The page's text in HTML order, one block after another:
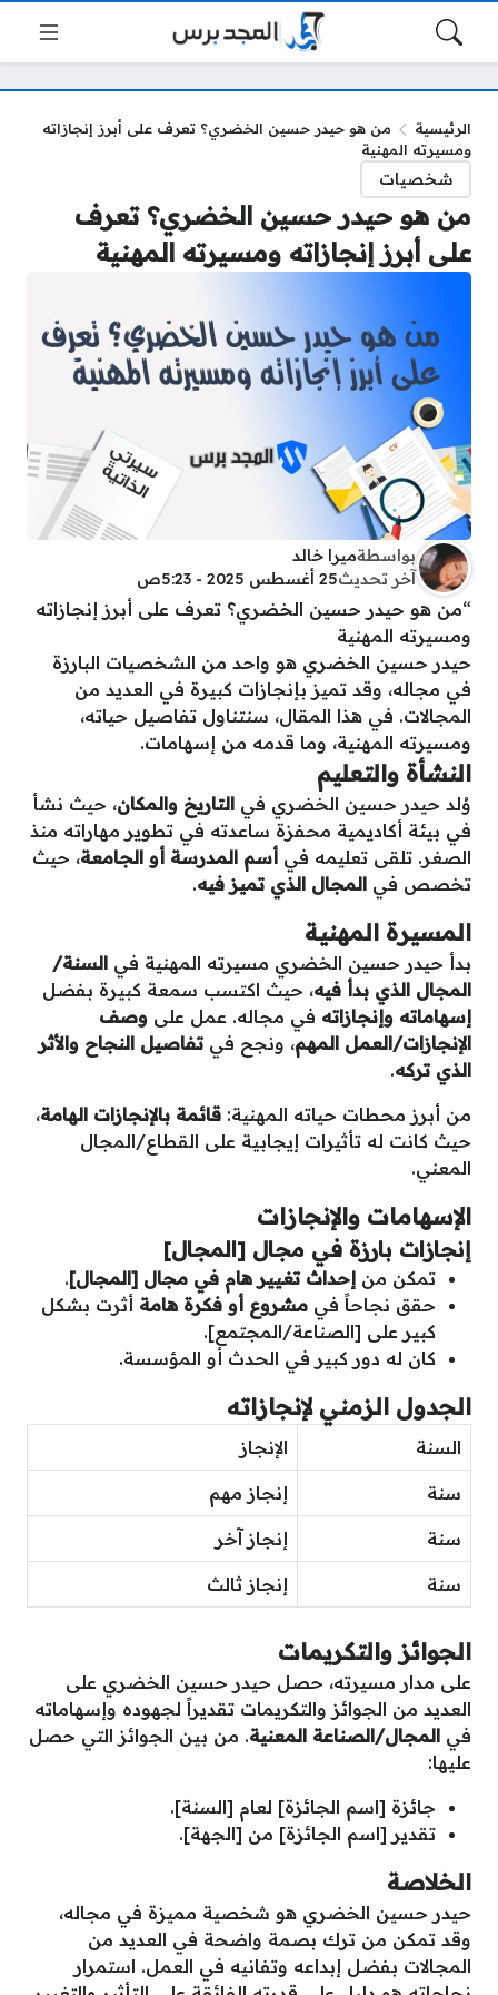
الرئيسية
من هو حيدر حسين الخضري؟ تعرف على أبرز إنجازاته
ومسيرته المهنية
شخصيات
من هو حيدر حسين الخضري؟ تعرف
على أبرز إنجازاته ومسيرته المهنية
بواسطةميرا خالد
آخر تحديث25 أغسطس 2025 - 5:23ص
“من هو حيدر حسين الخضري؟ تعرف على أبرز إنجازاته
ومسيرته المهنية
حيدر حسين الخضري هو واحد من الشخصيات البارزة
في مجاله، وقد تميز بإنجازات كبيرة في العديد من
المجالات. في هذا المقال، سنتناول تفاصيل حياته،
ومسيرته المهنية، وما قدمه من إسهامات.
النشأة والتعليم
وُلد حيدر حسين الخضري في التاريخ والمكان، حيث نشأ
في بيئة أكاديمية محفزة ساعدته في تطوير مهاراته منذ
الصغر. تلقى تعليمه في أسم المدرسة أو الجامعة، حيث
تخصص في المجال الذي تميز فيه.
المسيرة المهنية
بدأ حيدر حسين الخضري مسيرته المهنية في السنة/
المجال الذي بدأ فيه، حيث اكتسب سمعة كبيرة بفضل
إسهاماته وإنجازاته في مجاله. عمل على وصف
الإنجازات/العمل المهم، ونجح فيتفاصيل النجاح والأثر
الذي تركه.
من أبرز محطات حياته المهنية: قائمة بالإنجازات الهامة،
حيث كانت له تأثيرات إيجابية على القطاع/المجال
المعني.
الإسهامات والإنجازات
إنجازات بارزة في مجال [المجال]
تمكن من إحداث تغيير هام في مجال [المجال].
حقق نجاحاً في مشروع أو فكرة هامة أثرت بشكل
كبير على [الصناعة/المجتمع].
كان له دور كبير في الحدث أو المؤسسة.
الجدول الزمني لإنجازاته
السنة الإنجاز
سنة إنجاز مهم
سنة إنجاز آخر
سنة إنجاز ثالث
الجوائز والتكريمات
على مدار مسيرته، حصل حيدر حسين الخضري على
العديد من الجوائز والتكريمات تقديراً لجهوده وإسهاماته
في المجال/الصناعة المعنية. من بين الجوائز التي حصل
عليها:
جائزة [اسم الجائزة] لعام [السنة].
تقدير [اسم الجائزة] من [الجهة].
الخلاصة
حيدر حسين الخضري هو شخصية مميزة في مجاله،
وقد تمكن من ترك بصمة واضحة في العديد من
المجالات بفضل إبداعه وتفانيه في العمل. استمرار